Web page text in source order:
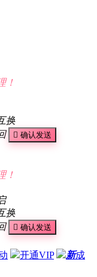
！
换
 确认发送
！
换
 确认发送
开通VIP 新成